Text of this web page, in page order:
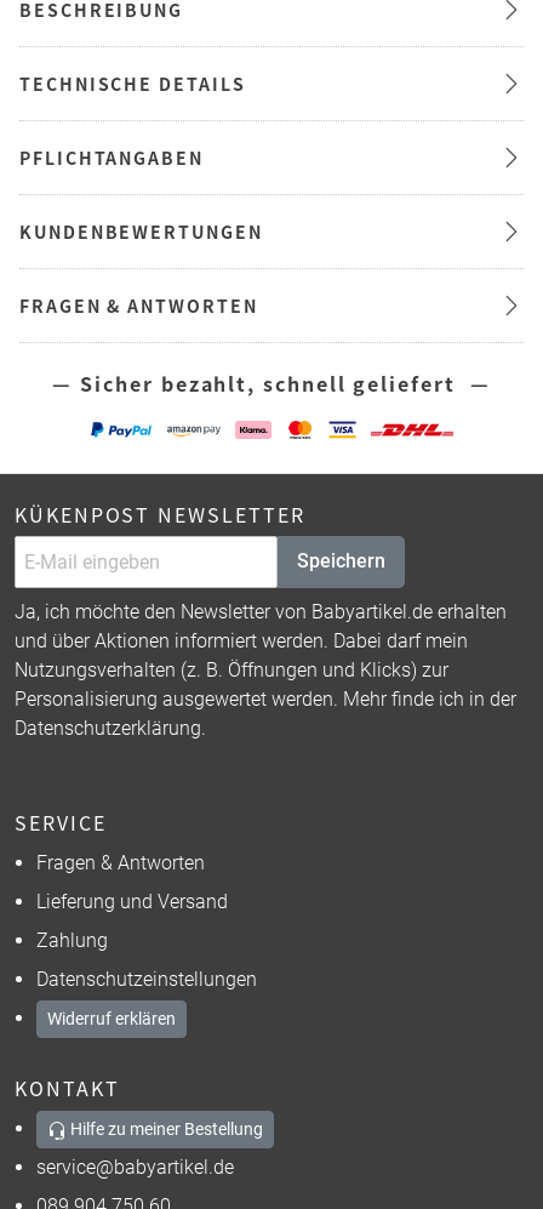
BESCHREIBUNG
TECHNISCHE DETAILS
PFLICHTANGABEN
KUNDENBEWERTUNGEN
FRAGEN & ANTWORTEN
— Sicher bezahlt, schnell geliefert —
KÜKENPOST NEWSLETTER
Speichern
Ja, ich möchte den Newsletter von Babyartikel.de erhalten
und über Aktionen informiert werden. Dabei darf mein
Nutzungsverhalten (z. B. Öffnungen und Klicks) zur
Personalisierung ausgewertet werden. Mehr finde ich in der
Datenschutzerklärung.
SERVICE
Fragen & Antworten
Lieferung und Versand
Zahlung
Datenschutzeinstellungen
Widerruf erklären
KONTAKT
Hilfe zu meiner Bestellung
service@babyartikel.de